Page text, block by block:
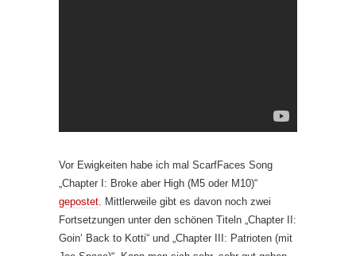
Vor Ewigkeiten habe ich mal ScarfFaces Song
„Chapter I: Broke aber High (M5 oder M10)“
gepostet. Mittlerweile gibt es davon noch zwei
Fortsetzungen unter den schönen Titeln „Chapter II:
Goin‘ Back to Kotti“ und „Chapter III: Patrioten (mit